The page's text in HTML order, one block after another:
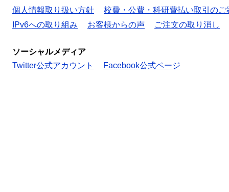
個人情報取り扱い方針
校費・公費・科研費払い取引のご
IPv6への取り組み
お客様からの声 ご注文の取り消し
ソーシャルメディア
Twitter公式アカウント
Facebook公式ページ